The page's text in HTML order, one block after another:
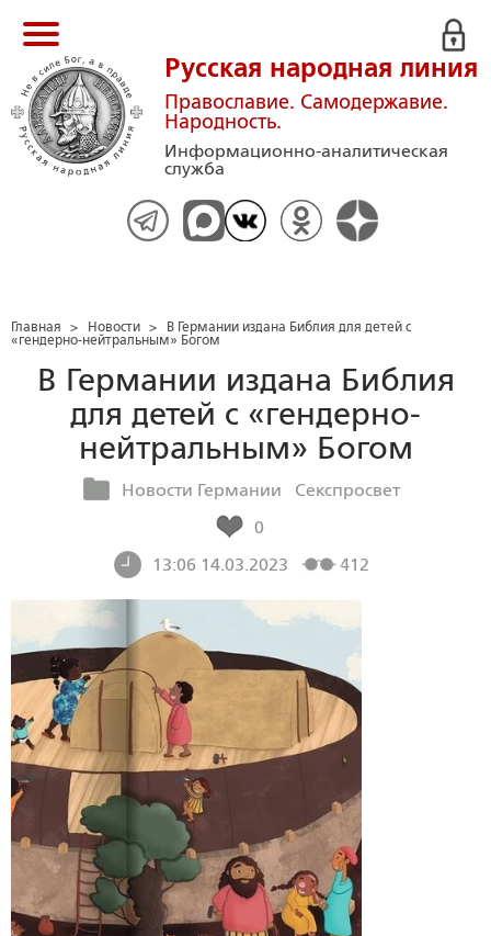
Русская народная линия
Православие. Самодержавие.
Народность.
Информационно-аналитическая
служба
Главная > Новости >
В Германии издана Библия для детей с
«гендерно-нейтральным» Богом
В Германии издана Библия
для детей с «гендерно-
нейтральным» Богом
Новости Германии
Секспросвет
0
13:06 14.03.2023
412